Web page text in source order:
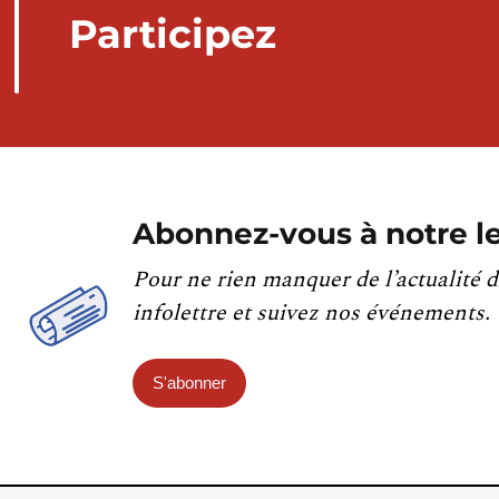
Participez
Abonnez-vous à notre
Pour ne rien manquer de l’actualité
infolettre et suivez nos événements.
S'abonner